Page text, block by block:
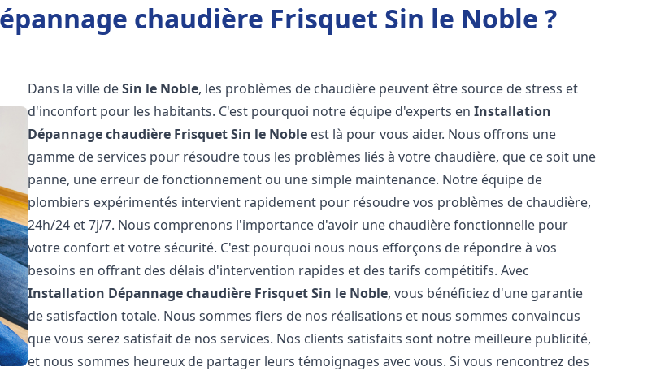
chaudière Frisquet Sin le Noble ?
Dans la ville deSin le Noble, les problèmes de chaudière peuvent être source de stress et
d'inconfort pour les habitants. C'est pourquoi notre équipe d'experts enInstallation
Dépannage chaudière FrisquetSin le Noble est là pour vous aider. Nous offrons une
gamme de services pour résoudre tous les problèmes liés à votre chaudière, que ce soit une
panne, une erreur de fonctionnement ou une simple maintenance. Notre équipe de
plombiers expérimentés intervient rapidement pour résoudre vos problèmes de chaudière,
24h/24 et 7j/7. Nous comprenons l'importance d'avoir une chaudière fonctionnelle pour
votre confort et votre sécurité. C'est pourquoi nous nous efforçons de répondre à vos
besoins en offrant des délais d'intervention rapides et des tarifs compétitifs. Avec
Installation Dépannage chaudière FrisquetSin le Noble, vous bénéficiez d'une garantie
de satisfaction totale. Nous sommes fiers de nos réalisations et nous sommes convaincus
que vous serez satisfait de nos services. Nos clients satisfaits sont notre meilleure publicité,
et nous sommes heureux de partager leurs témoignages avec vous. Si vous rencontrez des